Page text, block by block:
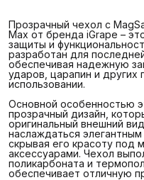
Прозрачный чехол с
Max от бренда iGrape –
защиты и
разработан для
обеспечивая надежную
ударов, царапин и
использовании.
Основной особенностью
прозрачный дизайн,
оригинальный внешний
наслаждаться
скрывая его красоту под
аксессуарами. Чехол
поликарбоната и
обеспечивает отличную